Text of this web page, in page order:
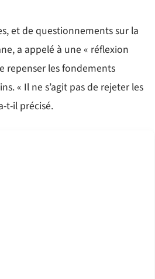
et de questionnements sur la
a appelé à une « réflexion
repenser les fondements
« Il ne s’agit pas de rejeter les
t-il précisé.